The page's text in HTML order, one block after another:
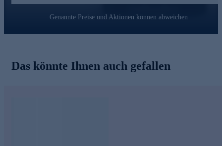
Genannte Preise und Aktionen können abweichen
Das könnte Ihnen auch gefallen